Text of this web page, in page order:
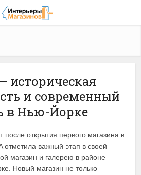
историческая
и современный
в Нью-Йорке
после открытия первого магазина в
отметила важный этап в своей
магазин и галерею в районе
Новый магазин не только